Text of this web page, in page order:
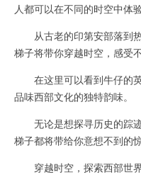
人都可以在不同的时空中体
从古老的印第安部落到热
梯子将带你穿越时空，感受
在这里可以看到牛仔的英
品味西部文化的独特韵味。
无论是想探寻历史的踪迹
梯子都将带给你意想不到的
穿越时空，探索西部世界